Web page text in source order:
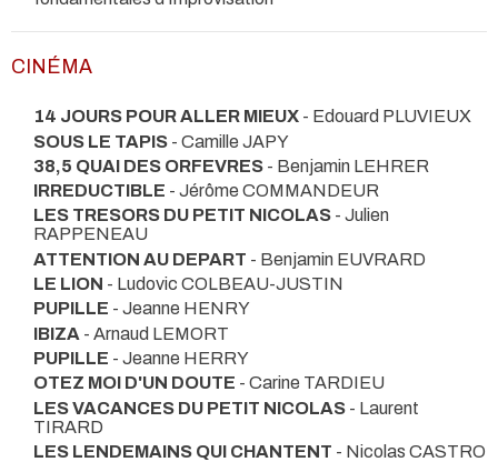
CINÉMA
14 JOURS POUR ALLER MIEUX - Edouard PLUVIEUX
SOUS LE TAPIS - Camille JAPY
38,5 QUAI DES ORFEVRES - Benjamin LEHRER
IRREDUCTIBLE - Jérôme COMMANDEUR
LES TRESORS DU PETIT NICOLAS - Julien
RAPPENEAU
ATTENTION AU DEPART - Benjamin EUVRARD
LE LION - Ludovic COLBEAU-JUSTIN
PUPILLE - Jeanne HENRY
IBIZA - Arnaud LEMORT
PUPILLE - Jeanne HERRY
OTEZ MOI D'UN DOUTE - Carine TARDIEU
LES VACANCES DU PETIT NICOLAS - Laurent
TIRARD
LES LENDEMAINS QUI CHANTENT - Nicolas CASTRO